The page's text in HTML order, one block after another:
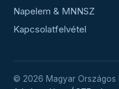
Napelem & MNNSZ
Kapcsolatfelvétel
© 2026 Magyar Országos